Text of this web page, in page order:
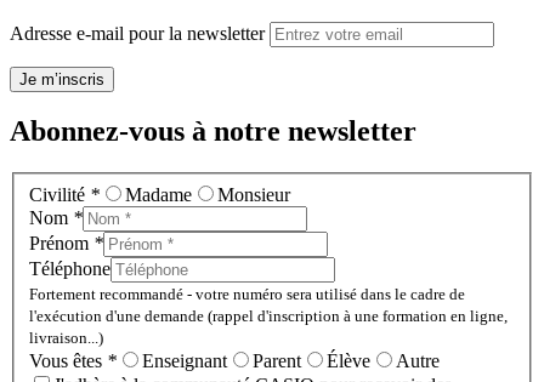
Adresse e-mail pour la newsletter
Je m’inscris
Abonnez-vous à notre newsletter
Civilité * Madame
Monsieur
Nom *
Prénom *
Téléphone
Fortement recommandé - votre numéro sera utilisé dans le cadre de
l'exécution d'une demande (rappel d'inscription à une formation en ligne,
livraison...)
Vous êtes * Enseignant Parent Élève
Autre